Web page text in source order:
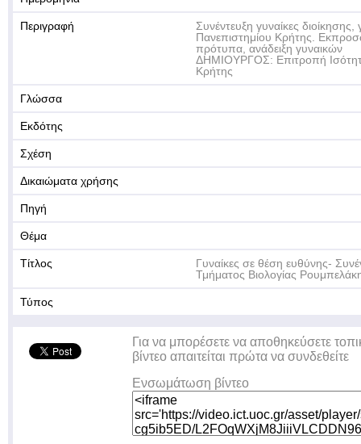
Περιγραφή
Συνέντευξη γυναίκες διοίκησης,
Πανεπιστημίου Κρήτης.
πρότυπα, ανάδειξη γυναικών
ΔΗΜΙΟΥΡΓΟΣ: Επιτροπή
Κρήτης
Γλώσσα
Εκδότης
Σχέση
Δικαιώματα χρήσης
Πηγή
Θέμα
Τίτλος
Γυναίκες σε θέση ευθύνης-
Τμήματος Βιολογίας
Τύπος
Για να μπορέσετε να αποθηκεύσετε
βίντεο απαιτείται πρώτα να συνδεθείτε
Ενσωμάτωση βίντεο